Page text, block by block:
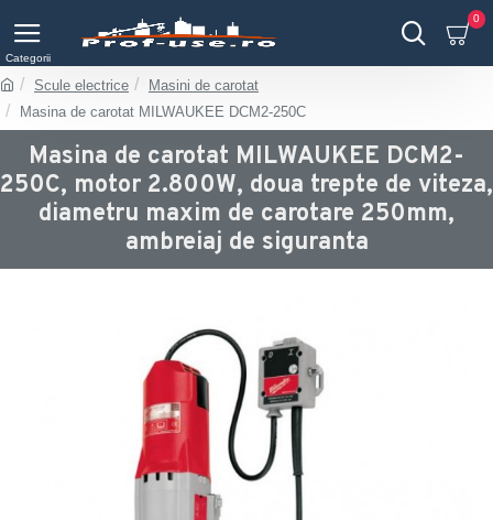
0
Scule electrice
Masini de carotat
Masina de carotat MILWAUKEE DCM2-250C
Masina de carotat MILWAUKEE DCM2-
250C, motor 2.800W, doua trepte de viteza,
diametru maxim de carotare 250mm,
ambreiaj de siguranta